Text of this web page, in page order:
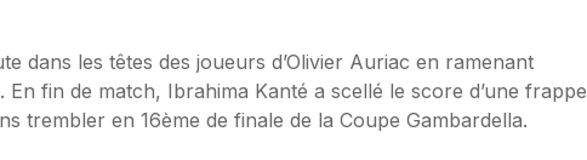
dans les têtes des joueurs d’Olivier Auriac en ramenant
En fin de match, Ibrahima Kanté a scellé le score d’une frappe
trembler en 16ème de finale de la Coupe Gambardella.